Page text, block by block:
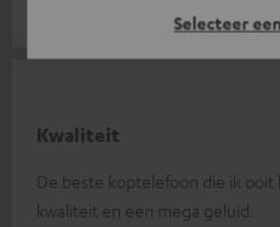
Selecteer
Kwaliteit
De beste koptelefoon die ik ooit
kwaliteit en een mega geluid.